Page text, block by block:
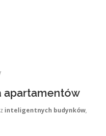
apartamentów
inteligentnych budynków,